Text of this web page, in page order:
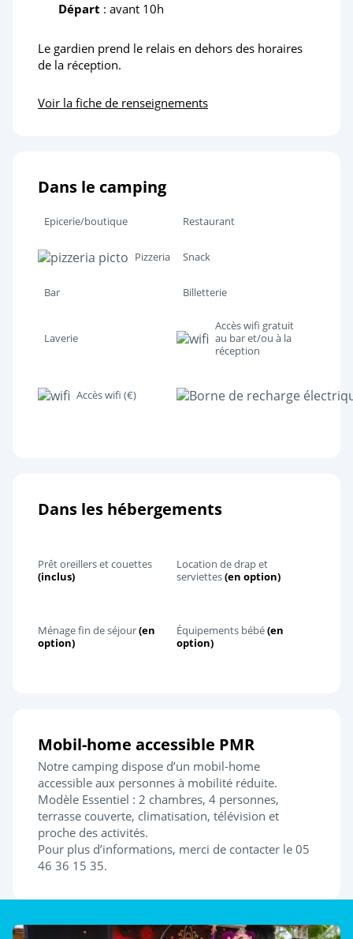
Départ : avant 10h
Le gardien prend le relais en dehors des horaires
de la réception.
Voir la fiche de renseignements
Dans le camping
Epicerie/boutique Restaurant
Pizzeria Snack
Bar Billetterie
Laverie
Accès wifi gratuit
au bar et/ou à la
réception
Accès wifi (€)
Dans les hébergements
Prêt oreillers et couettes
(inclus)
Location de drap et
serviettes(en option)
Ménage fin de séjour(en
option)
Équipements bébé(en
option)
Mobil-home accessible PMR
Notre camping dispose d’un mobil-home
accessible aux personnes à mobilité réduite.
Modèle Essentiel : 2 chambres, 4 personnes,
terrasse couverte, climatisation, télévision et
proche des activités.
Pour plus d’informations, merci de contacter le 05
46 36 15 35.